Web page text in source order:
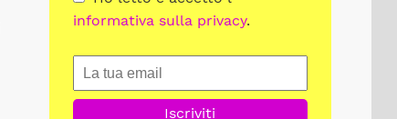
informativa sulla privacy.